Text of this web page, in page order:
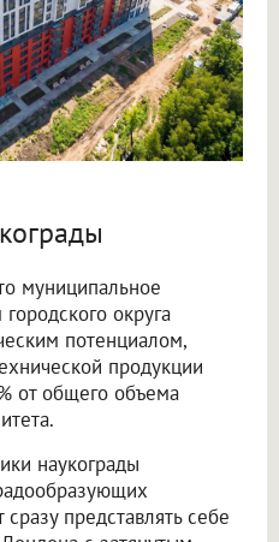
муниципальное
округа
потенциалом,
продукции
от общего объема
наукограды
представлять себе